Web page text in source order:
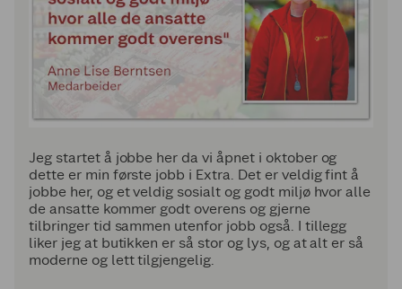
Jeg startet å jobbe her da vi åpnet i oktober og
dette er min første jobb i Extra. Det er veldig fint å
jobbe her, og et veldig sosialt og godt miljø hvor alle
de ansatte kommer godt overens og gjerne
tilbringer tid sammen utenfor jobb også. I tillegg
liker jeg at butikken er så stor og lys, og at alt er så
moderne og lett tilgjengelig.